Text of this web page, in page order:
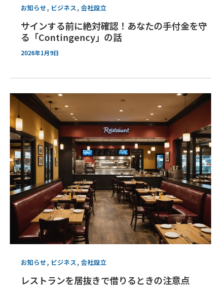
お知らせ, ビジネス, 会社設立
サインする前に絶対確認！あなたの手付金を守
る「Contingency」の話
2026年1月9日
お知らせ, ビジネス, 会社設立
レストランを居抜きで借りるときの注意点